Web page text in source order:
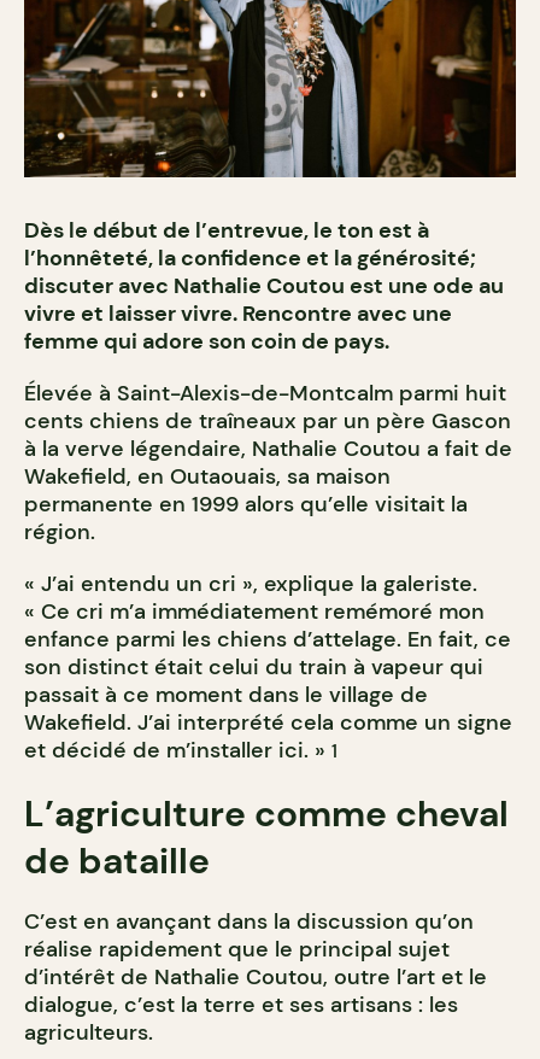
Dès le début de l’entrevue, le ton est à
l’honnêteté, la confidence et la générosité;
discuter avec Nathalie Coutou est une ode au
vivre et laisser vivre. Rencontre avec une
femme qui adore son coin de pays.
Élevée à Saint-Alexis-de-Montcalm parmi huit
cents chiens de traîneaux par un père Gascon
à la verve légendaire, Nathalie Coutou a fait de
Wakefield, en Outaouais, sa maison
permanente en 1999 alors qu’elle visitait la
région.
« J’ai entendu un cri », explique la galeriste.
« Ce cri m’a immédiatement remémoré mon
enfance parmi les chiens d’attelage. En fait, ce
son distinct était celui du train à vapeur qui
passait à ce moment dans le village de
Wakefield. J’ai interprété cela comme un signe
et décidé de m’installer ici. » 1
L’agriculture comme cheval
de bataille
C’est en avançant dans la discussion qu’on
réalise rapidement que le principal sujet
d’intérêt de Nathalie Coutou, outre l’art et le
dialogue, c’est la terre et ses artisans : les
agriculteurs.